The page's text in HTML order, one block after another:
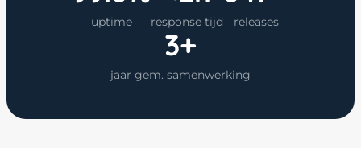
uptime response tijd releases
3+
jaar gem. samenwerking